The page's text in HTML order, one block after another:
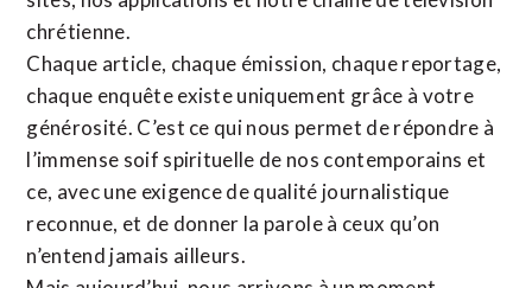
chrétienne.
Chaque article, chaque émission, chaque reportage,
chaque enquête existe uniquement grâce à votre
générosité. C’est ce qui nous permet de répondre à
l’immense soif spirituelle de nos contemporains et
ce, avec une exigence de qualité journalistique
reconnue, et de donner la parole à ceux qu’on
n’entend jamais ailleurs.